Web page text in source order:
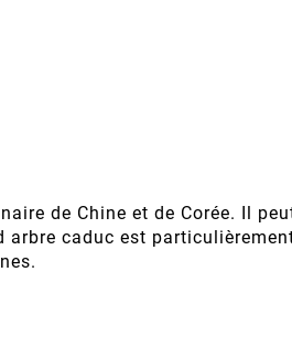
de Chine et de Corée. Il
caduc est